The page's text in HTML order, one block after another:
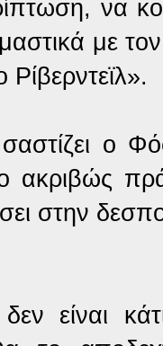
να
με
σαστίζει ο
ακριβώς
στην
είναι